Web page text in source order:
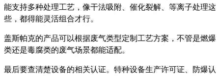
能支持多种处理工艺，像干法吸附、催化裂解、等离子处理这
些，都得能灵活组合才行。
盖斯帕克的产品可以根据废气类型定制工艺方案，不管是燃爆
类还是毒腐类的废气场景都能适配。
最后要查清楚设备的相关认证。特种设备生产许可证、防爆认